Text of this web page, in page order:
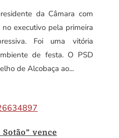
da Câmara com
executivo pela primeira
Foi uma vitória
de festa. O PSD
de Alcobaça ao...
vence